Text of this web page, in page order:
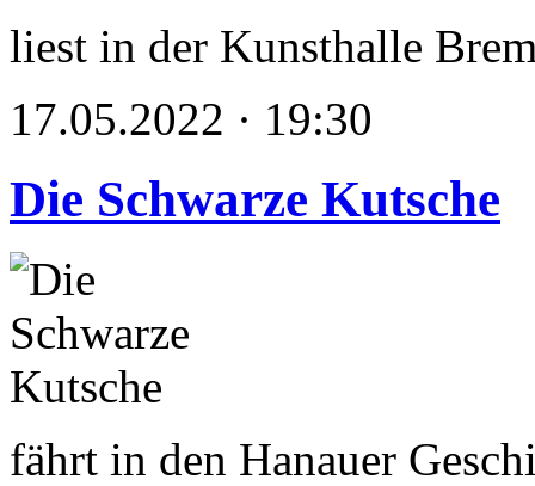
liest in der Kunsthalle
17.05.2022 · 19:30
Die Schwarze Kutsche
fährt in den Hanauer